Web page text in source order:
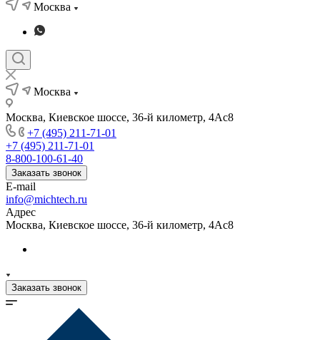
Москва
Москва
Москва, Киевское шоссе, 36-й километр, 4Ас8
+7 (495) 211-71-01
+7 (495) 211-71-01
8-800-100-61-40
Заказать звонок
E-mail
info@michtech.ru
Адрес
Москва, Киевское шоссе, 36-й километр, 4Ас8
Заказать звонок